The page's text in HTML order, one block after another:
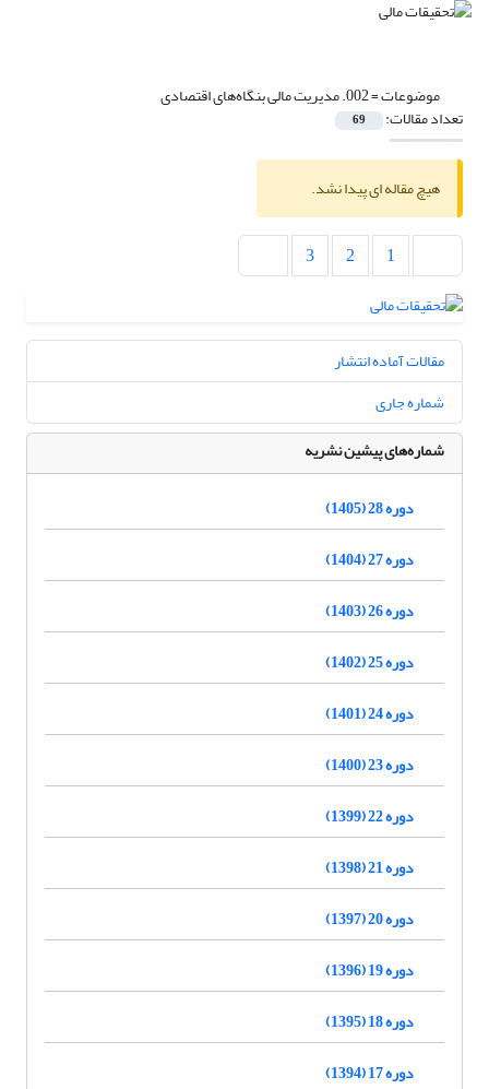
موضوعات =002. مدیریت مالی بنگاه‌های اقتصادی
تعداد مقالات: 69
هیچ مقاله ای پیدا نشد.
1
2
3
مقالات آماده انتشار
شماره جاری
شماره‌های پیشین نشریه
دوره 28 (1405)
دوره 27 (1404)
دوره 26 (1403)
دوره 25 (1402)
دوره 24 (1401)
دوره 23 (1400)
دوره 22 (1399)
دوره 21 (1398)
دوره 20 (1397)
دوره 19 (1396)
دوره 18 (1395)
دوره 17 (1394)